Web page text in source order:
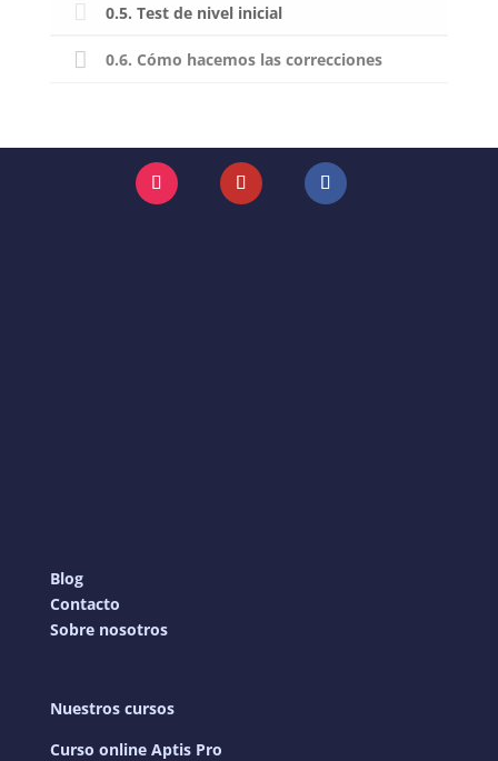
0.5. Test de nivel inicial
0.6. Cómo hacemos las correcciones
Instagram YouTube Facebook
Blog
Contacto
Sobre nosotros
Nuestros cursos
Curso online Aptis Pro